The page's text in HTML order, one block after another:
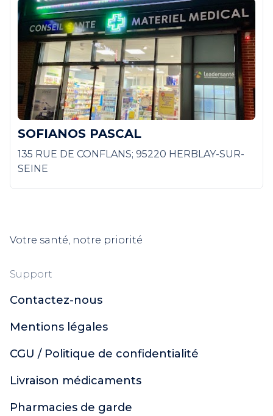
SOFIANOS PASCAL
135 RUE DE CONFLANS; 95220 HERBLAY-SUR-
SEINE
Votre santé, notre priorité
Support
Contactez-nous
Mentions légales
CGU / Politique de confidentialité
Livraison médicaments
Pharmacies de garde